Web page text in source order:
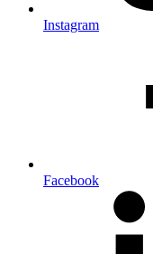
Instagram
Facebook